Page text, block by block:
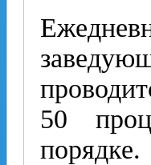
50
порядке.